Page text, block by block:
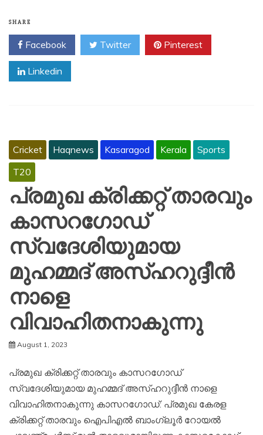
SHARE
Facebook Twitter Pinterest
Linkedin
Cricket Haqnews Kasaragod Kerala
Sports
T20
പ്രമുഖ ക്രിക്കറ്റ് താരവും
കാസറഗോഡ്
സ്വദേശിയുമായ
മുഹമ്മദ് അസ്ഹറുദ്ദീൻ
നാളെ
വിവാഹിതനാകുന്നു
August 1, 2023
പ്രമുഖ ക്രിക്കറ്റ് താരവും കാസറഗോഡ്
സ്വദേശിയുമായ മുഹമ്മദ് അസ്ഹറുദ്ദീൻ നാളെ
വിവാഹിതനാകുന്നു കാസറഗോഡ്: പ്രമുഖ കേരള
ക്രിക്കറ്റ് താരവും ഐപിഎൽ ബാംഗ്ലൂർ റോയൽ